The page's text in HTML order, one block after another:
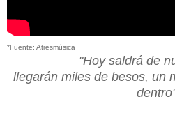
*Fuente: Atresmúsica
"Hoy saldrá de
llegarán miles de besos, un